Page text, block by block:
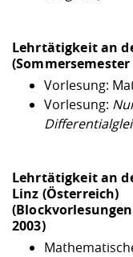
Lehrtätigkeit an
(Sommersemester
Vorlesung:
Vorlesung:
Lehrtätigkeit an
Linz (Österreich)
2003)